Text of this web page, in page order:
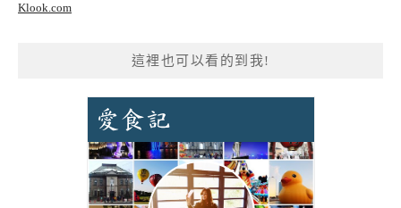
Klook.com
這裡也可以看的到我!